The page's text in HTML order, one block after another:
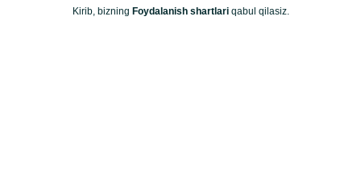
Kirib, bizning Foydalanish shartlariqabul qilasiz.